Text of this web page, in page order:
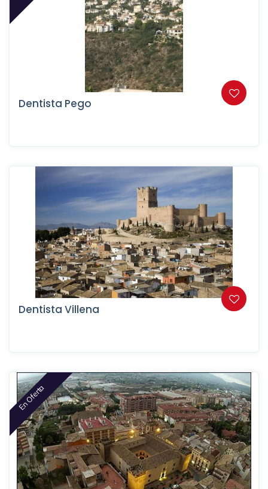
Dentista Pego
Dentista Villena
En Oferta